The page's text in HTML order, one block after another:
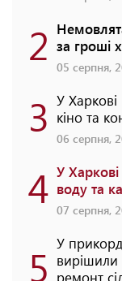
2 за гроші
05 серпня,
3 У Харкові
кіно та
06 серпня,
4 У
воду та
07 серпня,
5 У
вирішили
ремонт